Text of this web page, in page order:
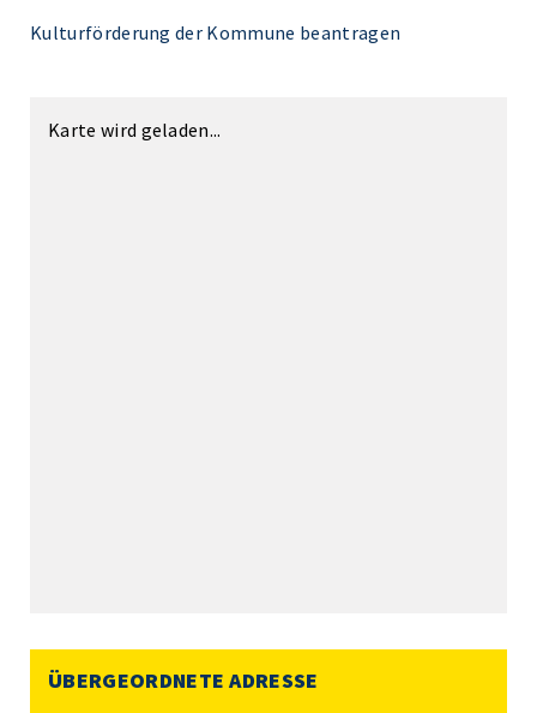
Kulturförderung der Kommune beantragen
Karte wird geladen...
ÜBERGEORDNETE ADRESSE